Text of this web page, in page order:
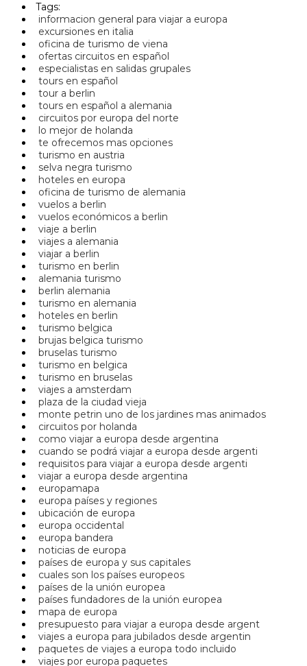
Tags:
informacion general para viajar a europa
excursiones en italia
oficina de turismo de viena
ofertas circuitos en español
especialistas en salidas grupales
tours en español
tour a berlin
tours en español a alemania
circuitos por europa del norte
lo mejor de holanda
te ofrecemos mas opciones
turismo en austria
selva negra turismo
hoteles en europa
oficina de turismo de alemania
vuelos a berlin
vuelos económicos a berlin
viaje a berlin
viajes a alemania
viajar a berlin
turismo en berlin
alemania turismo
berlin alemania
turismo en alemania
hoteles en berlin
turismo belgica
brujas belgica turismo
bruselas turismo
turismo en belgica
turismo en bruselas
viajes a amsterdam
plaza de la ciudad vieja
monte petrin uno de los jardines mas animados
circuitos por holanda
como viajar a europa desde argentina
cuando se podrá viajar a europa desde argenti
requisitos para viajar a europa desde argenti
viajar a europa desde argentina
europamapa
europa países y regiones
ubicación de europa
europa occidental
europa bandera
noticias de europa
países de europa y sus capitales
cuales son los países europeos
países de la unión europea
países fundadores de la unión europea
mapa de europa
presupuesto para viajar a europa desde argent
viajes a europa para jubilados desde argentin
paquetes de viajes a europa todo incluido
viajes por europa paquetes